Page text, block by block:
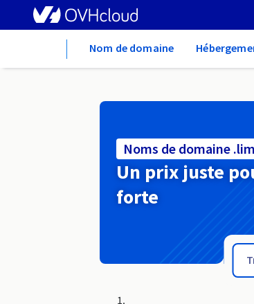
Nom de domaine
Noms de domaine
Un prix juste
forte